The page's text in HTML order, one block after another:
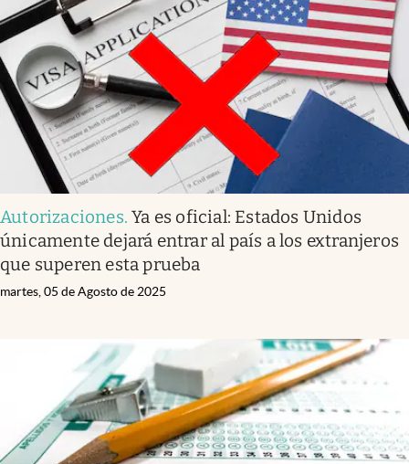
Infotechnology
Clase
Clima
Mundial 2026
Eventos Corporativos
El Cronista Studio
Mediakit
abre en nueva pestaña
Argentina
Autorizaciones.Ya es oficial: Estados Unidos
únicamente dejará entrar al país a los extranjeros
que superen esta prueba
martes, 05 de Agosto de 2025